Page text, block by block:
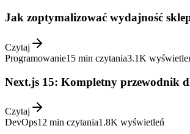
Jak zoptymalizować wydajność
Czytaj
Programowanie15 min czytania3.1K
Next.js 15: Kompletny przewodnik
Czytaj
DevOps12 min czytania1.8K wyświetleń